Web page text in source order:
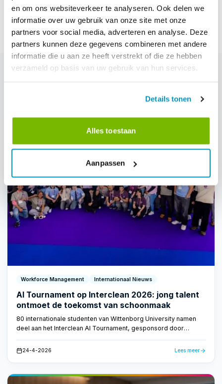
en om ons websiteverkeer te analyseren. Ook delen we
informatie over uw gebruik van onze site met onze
partners voor social media, adverteren en analyse. Deze
partners kunnen deze gegevens combineren met andere
informatie die u aan ze heeft verstrekt of die ze hebben
verzameld op basis van uw gebruik van hun services.
Details tonen
Alles toestaan
Aanpassen
schoonmaakdienstverlening is hier.
Workforce Management Internationaal Nieuws
AI Tournament op Interclean 2026: jong talent
ontmoet de toekomst van schoonmaak
80 internationale studenten van Wittenborg University namen
deel aan het Interclean AI Tournament, gesponsord door
schoonmaakbranche — bewijs dat de toekomst van
24-4-2026 Lees meer